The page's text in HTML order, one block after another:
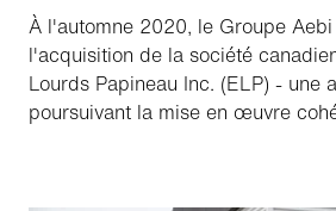
À l'automne 2020, le Groupe
l'acquisition de la société
Lourds Papineau Inc. (ELP) - une
poursuivant la mise en œuvre